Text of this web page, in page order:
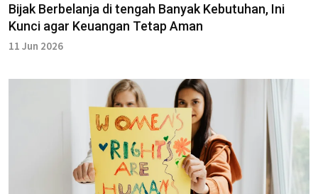
Bijak Berbelanja di tengah Banyak Kebutuhan, Ini
Kunci agar Keuangan Tetap Aman
11 Jun 2026